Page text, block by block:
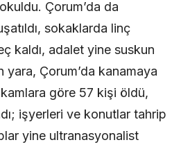
Çorum’da da
sokaklarda linç
kaldı, adalet yine suskun
yara, Çorum’da kanamaya
göre 57 kişi öldü,
işyerleri ve konutlar tahrip
yine ultranasyonalist